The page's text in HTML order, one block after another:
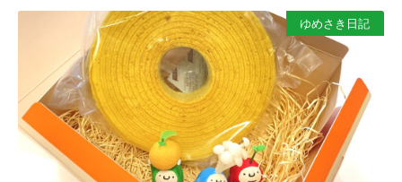
ゆめさき日記